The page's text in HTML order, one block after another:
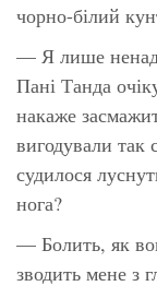
чорно-білий
— Я лише
Пані Танда
накаже
вигодували так
судилося
нога?
— Болить, як
зводить мене з